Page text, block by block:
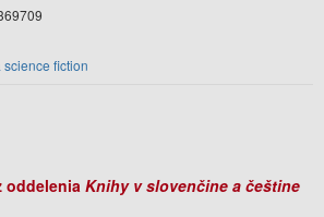
science fiction
oddelenia Knihy v slovenčine a češtine